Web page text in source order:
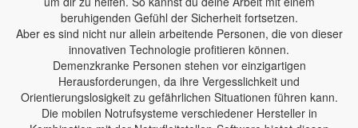
beruhigenden Gefühl der Sicherheit fortsetzen.
Aber es sind nicht nur allein arbeitende Personen, die von dieser
innovativen Technologie profitieren können.
Demenzkranke Personen stehen vor einzigartigen
Herausforderungen, da ihre Vergesslichkeit und
Orientierungslosigkeit zu gefährlichen Situationen führen kann.
Die mobilen Notrufsysteme verschiedener Hersteller in